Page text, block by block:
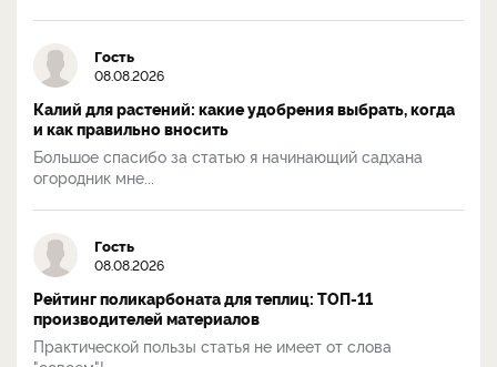
Гость
08.08.2026
Калий для растений: какие удобрения выбрать, когда
и как правильно вносить
Большое спасибо за статью я начинающий садхана
огородник мне...
Гость
08.08.2026
Рейтинг поликарбоната для теплиц: ТОП-11
производителей материалов
Практической пользы статья не имеет от слова